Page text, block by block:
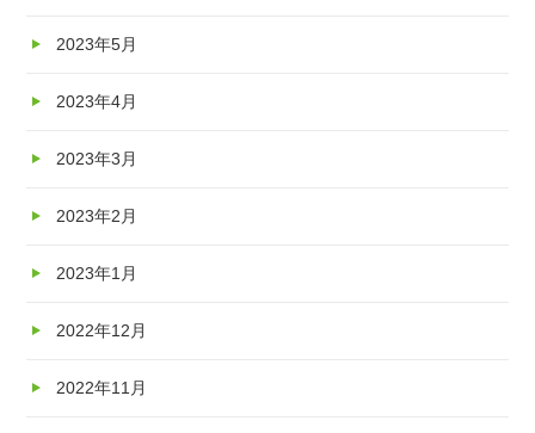
2023年5月
2023年4月
2023年3月
2023年2月
2023年1月
2022年12月
2022年11月